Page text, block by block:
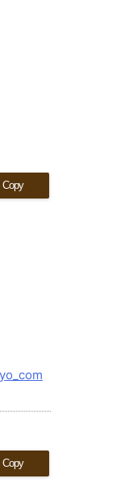
Copy
Copy